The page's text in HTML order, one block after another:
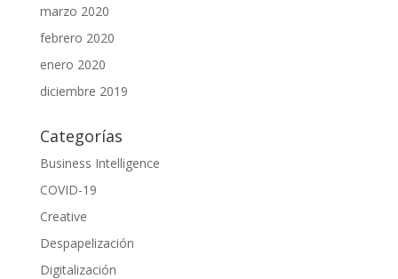
marzo 2020
febrero 2020
enero 2020
diciembre 2019
Categorías
Business Intelligence
COVID-19
Creative
Despapelización
Digitalización